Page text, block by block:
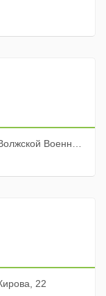
Флотилии, 80а
22